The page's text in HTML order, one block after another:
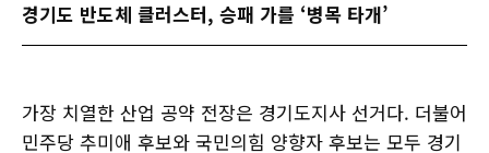
경기도 반도체 클러스터, 승패 가를 ‘병목 타개’
가장 치열한 산업 공약 전장은 경기도지사 선거다. 더불어
민주당 추미애 후보와 국민의힘 양향자 후보는 모두 경기